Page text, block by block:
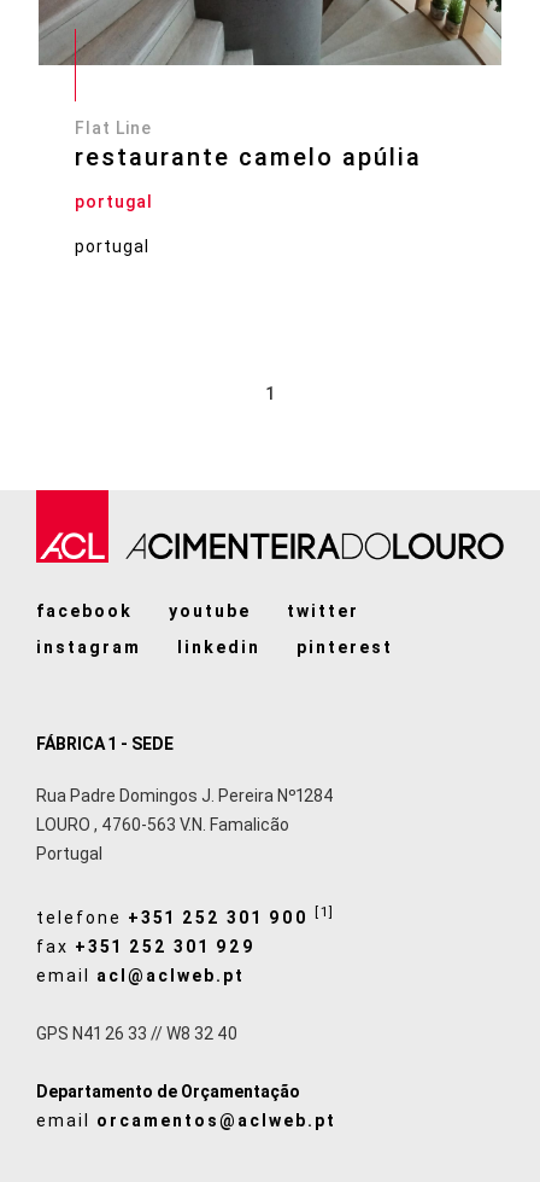
Flat Line
restaurante camelo apúlia
portugal
portugal
1
facebook youtube
twitter
instagram
linkedin pinterest
FÁBRICA 1 - SEDE
Rua Padre Domingos J. Pereira Nº1284
LOURO , 4760-563 V.N. Famalicão
Portugal
telefone +351 252 301 900 [1]
fax +351 252 301 929
email acl@aclweb.pt
GPS N41 26 33 // W8 32 40
Departamento de Orçamentação
email orcamentos@aclweb.pt